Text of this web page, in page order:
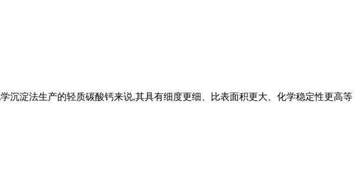
沉淀法生产的轻质碳酸钙来说,其具有细度更细、比表面积更大、化学稳定性更高等